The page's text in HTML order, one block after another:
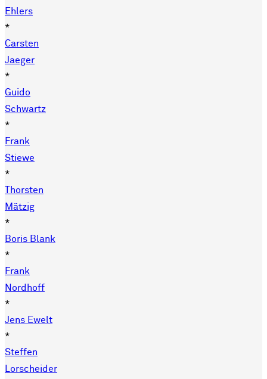
Ehlers
*
Carsten
Jaeger
*
Guido
Schwartz
*
Frank
Stiewe
*
Thorsten
Mätzig
*
Boris Blank
*
Frank
Nordhoff
*
Jens Ewelt
*
Steffen
Lorscheider